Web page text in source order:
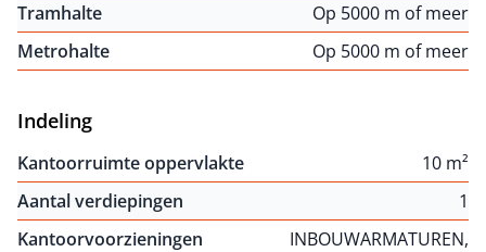
Tramhalte
Op 5000 m of meer
Metrohalte
Op 5000 m of meer
Indeling
Kantoorruimte oppervlakte
10 m²
Aantal verdiepingen
1
Kantoorvoorzieningen
INBOUWARMATUREN,